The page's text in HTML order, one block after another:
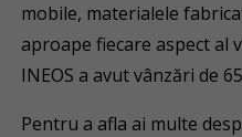
mobile, materialele
aproape fiecare aspect al
INEOS a avut vânzări de
Pentru a afla ai multe